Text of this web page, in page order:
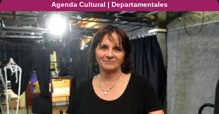
Agenda Cultural | Departamentales